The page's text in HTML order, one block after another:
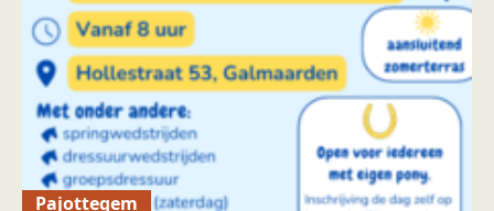
Pajottegem